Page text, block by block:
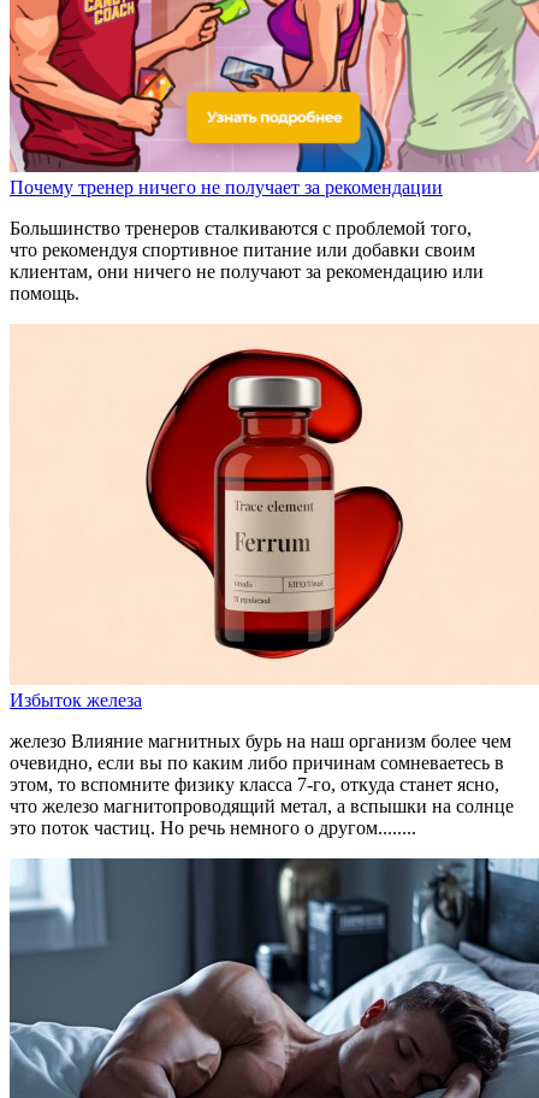
Почему тренер ничего не получает за рекомендации
Большинство тренеров сталкиваются с проблемой того,
что рекомендуя спортивное питание или добавки своим
клиентам, они ничего не получают за рекомендацию или
помощь.
Избыток железа
железо Влияние магнитных бурь на наш организм более чем
очевидно, если вы по каким либо причинам сомневаетесь в
этом, то вспомните физику класса 7‑го, откуда станет ясно,
что железо магнитопроводящий метал, а вспышки на солнце
это поток частиц. Но речь немного о другом........